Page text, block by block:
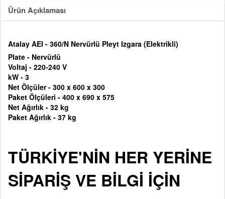
Ürün Açıklaması
Atalay AEI - 360/N Nervürlü Pleyt Izgara (Elektrikli)
Plate - Nervürlü
Voltaj - 220-240 V
kW - 3
Net Ölçüler - 300 x 600 x 300
Paket Ölçüleri - 400 x 690 x 575
Net Ağırlık - 32 kg
Paket Ağırlık - 37 kg
TÜRKİYE'NİN HER YERİNE
SİPARİŞ VE BİLGİ İÇİN